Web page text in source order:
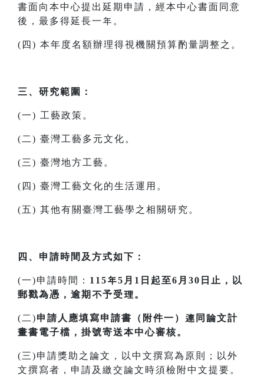
書面向本中心提出延期申請，經本中心書面同意
後，最多得延長一年。
(四) 本年度名額辦理得視機關預算酌量調整之。
三、研究範圍：
(一) 工藝政策。
(二) 臺灣工藝多元文化。
(三) 臺灣地方工藝。
(四) 臺灣工藝文化的生活運用。
(五) 其他有關臺灣工藝學之相關研究。
四、申請時間及方式如下：
(一)申請時間： 115年5月1日起至6月30日止，以
郵戳為憑，逾期不予受理。
(二)申請人應填寫申請書（附件一）連同論文計
畫書電子檔，掛號寄送本中心審核。
(三)申請獎助之論文，以中文撰寫為原則；以外
文撰寫者，申請及繳交論文時須檢附中文提要。